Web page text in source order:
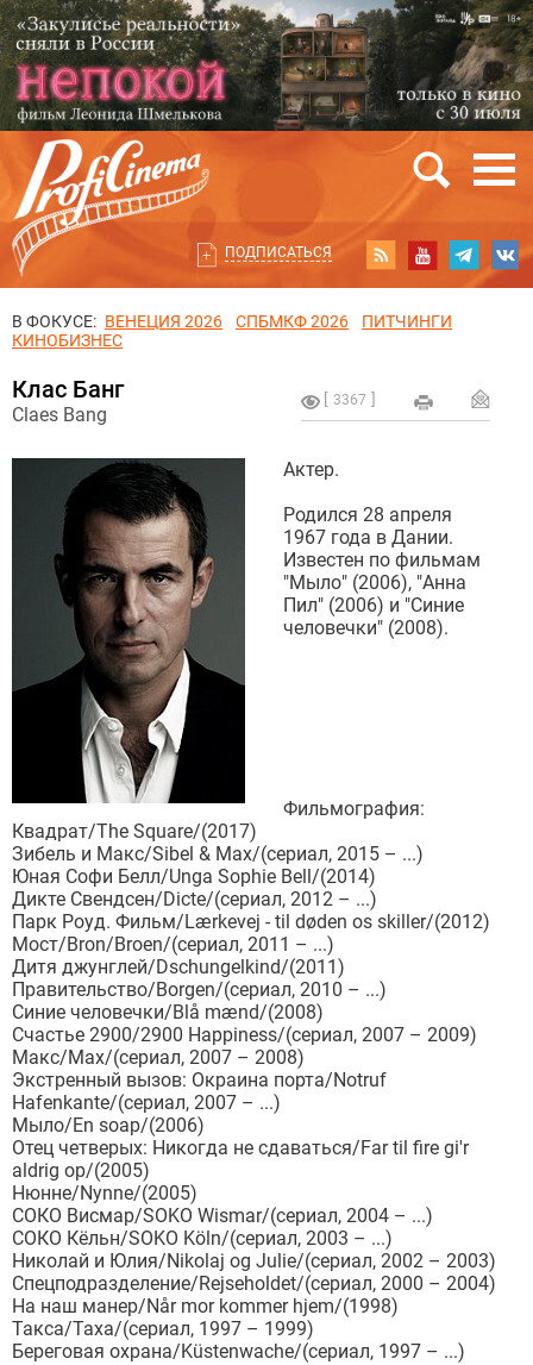
ПОДПИСАТЬСЯ
В ФОКУСЕ: ВЕНЕЦИЯ 2026 СПБМКФ 2026
ПИТЧИНГИ
КИНОБИЗНЕС
3367
Клас Банг
Claes Bang
Актер.
Родился 28 апреля
1967 года в Дании.
Известен по фильмам
"Мыло" (2006), "Анна
Пил" (2006) и "Синие
человечки" (2008).
Фильмография:
Квадрат/The Square/(2017)
Зибель и Макс/Sibel & Max/(сериал, 2015 – ...)
Юная Софи Белл/Unga Sophie Bell/(2014)
Дикте Свендсен/Dicte/(сериал, 2012 – ...)
Парк Роуд. Фильм/Lærkevej - til døden os skiller/(2012)
Мост/Bron/Broen/(сериал, 2011 – ...)
Дитя джунглей/Dschungelkind/(2011)
Правительство/Borgen/(сериал, 2010 – ...)
Синие человечки/Blå mænd/(2008)
Счастье 2900/2900 Happiness/(сериал, 2007 – 2009)
Макс/Max/(сериал, 2007 – 2008)
Экстренный вызов: Окраина порта/Notruf
Hafenkante/(сериал, 2007 – ...)
Мыло/En soap/(2006)
Отец четверых: Никогда не сдаваться/Far til fire gi'r
aldrig op/(2005)
Нюнне/Nynne/(2005)
СОКО Висмар/SOKO Wismar/(сериал, 2004 – ...)
СОКО Кёльн/SOKO Köln/(сериал, 2003 – ...)
Николай и Юлия/Nikolaj og Julie/(сериал, 2002 – 2003)
Спецподразделение/Rejseholdet/(сериал, 2000 – 2004)
На наш манер/Når mor kommer hjem/(1998)
Такса/Taxa/(сериал, 1997 – 1999)
Береговая охрана/Küstenwache/(сериал, 1997 – ...)